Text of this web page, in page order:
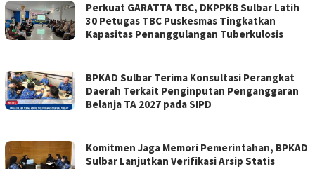
Perkuat GARATTA TBC, DKPPKB Sulbar Latih
30 Petugas TBC Puskesmas Tingkatkan
Kapasitas Penanggulangan Tuberkulosis
BPKAD Sulbar Terima Konsultasi Perangkat
Daerah Terkait Penginputan Penganggaran
Belanja TA 2027 pada SIPD
Komitmen Jaga Memori Pemerintahan, BPKAD
Sulbar Lanjutkan Verifikasi Arsip Statis